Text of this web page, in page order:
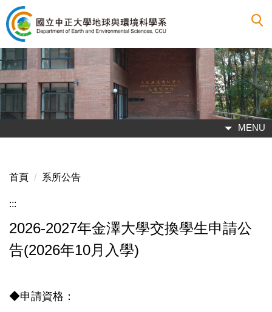
跳
到
主
要
內
容
區
MENU
首頁 系所公告
:::
2026-2027年金澤大學交換學生申請公
告(2026年10月入學)
◆申請資格：